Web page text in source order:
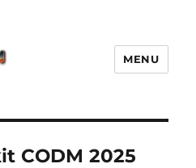
Ini Pasti
MENU
CODM 2025